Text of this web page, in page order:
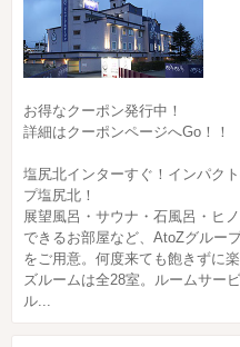
お得なクーポン発行中！
詳細はクーポンページへGo！！
塩尻北インターすぐ！インパク
プ塩尻北！
展望風呂・サウナ・石風呂・ヒ
できるお部屋など、AtoZグルー
をご用意。何度来ても飽きずに
ズルームは全28室。ルームサー
ル...